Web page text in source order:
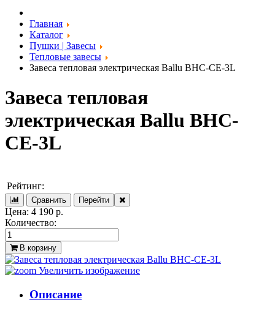
Главная
Каталог
Пушки | Завесы
Тепловые завесы
Завеса тепловая электрическая Ballu BHC-CE-3L
Завеса тепловая
электрическая Ballu BHC-
CE-3L
Рейтинг:
Цена: 4 190 р.
Количество:
В корзину
Увеличить изображение
Описание